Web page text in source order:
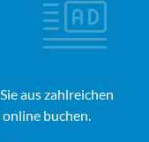
aus zahlreichen
buchen.